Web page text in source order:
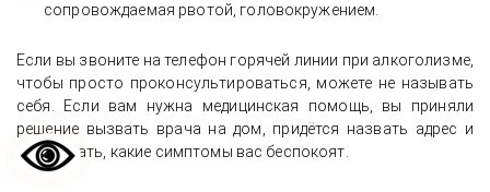
сопровождаемая рвотой, головокружением.
Если вы звоните на телефон горячей линии при алкоголизме,
чтобы просто проконсультироваться, можете не называть
себя. Если вам нужна медицинская помощь, вы приняли
решение вызвать врача на дом, придётся назвать адрес и
рассказать, какие симптомы вас беспокоят.